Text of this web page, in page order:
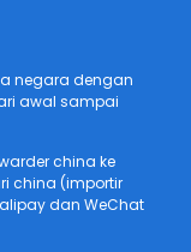
negara dengan
awal sampai
china ke
china (importir
dan WeChat